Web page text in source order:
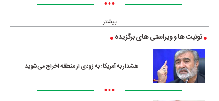
•••
بیشتر
توئیت ها و ویراستی های برگزیده
هشدار به آمریکا: به زودی از منطقه اخراج می‌شوید
•••